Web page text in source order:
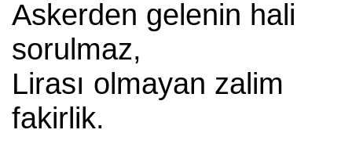
Askerden gelenin hali
sorulmaz,
Lirası olmayan zalim
fakirlik.